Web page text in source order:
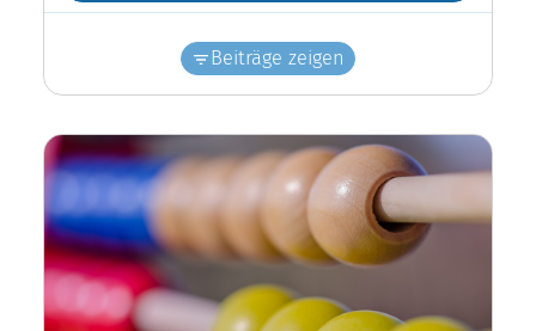
Beiträge zeigen